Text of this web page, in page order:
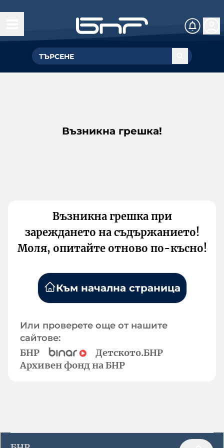
Възникна грешка!
Възникна грешка при
зареждането на съдържанието!
Моля, опитайте отново по-късно!
Към начална страница
Или проверете още от нашите
сайтове:
БНР
Детското.БНР
Архивен фонд на БНР